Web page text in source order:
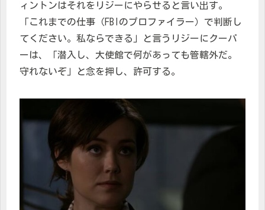
ィントンはそれをリジーにやらせると言い出す。
「これまでの仕事（FBIのプロファイラー）で判断し
てください。私ならできる」と言うリジーにクーパ
ーは、「潜入し、大使館で何があっても管轄外だ。
守れないぞ」と念を押し、許可する。